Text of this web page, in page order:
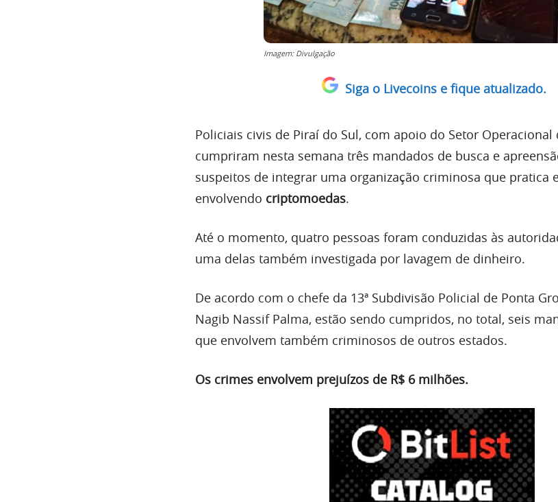
Imagem: Divulgação
Siga o Livecoins e fique atualizado.
Policiais civis de Piraí do Sul, com apoio do Setor Operacional
cumpriram nesta semana três mandados de busca e
suspeitos de integrar uma organização criminosa que pratica
envolvendo criptomoedas.
Até o momento, quatro pessoas foram conduzidas às
uma delas também investigada por lavagem de dinheiro.
De acordo com o chefe da 13ª Subdivisão Policial de Ponta
Nagib Nassif Palma, estão sendo cumpridos, no total, seis
que envolvem também criminosos de outros estados.
Os crimes envolvem prejuízos de R$ 6 milhões.